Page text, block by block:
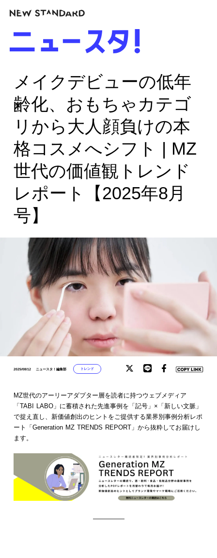
メイクデビューの低年
齢化、おもちゃカテゴ
リから大人顔負けの本
格コスメへシフト | MZ
世代の価値観トレンド
レポート【2025年8月
号】
2025/08/12 ニュースタ！編集部 トレンド
MZ世代のアーリーアダプター層を読者に持つウェブメディア
「TABI LABO」に蓄積された先進事例を「記号」×「新しい文脈」
で捉え直し、新価値創出のヒントをご提供する業界別事例分析レポ
ート「Generation MZ TRENDS REPORT」から抜粋してお届けし
ます。
—————